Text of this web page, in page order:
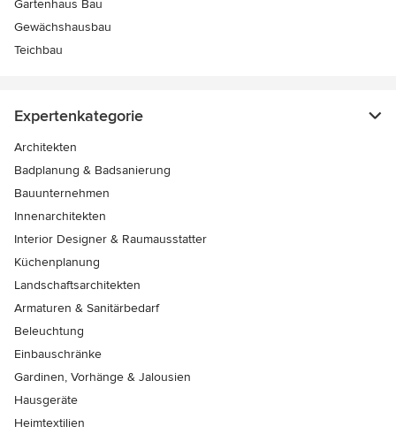
Gartenhaus Bau
Gewächshausbau
Teichbau
Expertenkategorie
Architekten
Badplanung & Badsanierung
Bauunternehmen
Innenarchitekten
Interior Designer & Raumausstatter
Küchenplanung
Landschaftsarchitekten
Armaturen & Sanitärbedarf
Beleuchtung
Einbauschränke
Gardinen, Vorhänge & Jalousien
Hausgeräte
Heimtextilien